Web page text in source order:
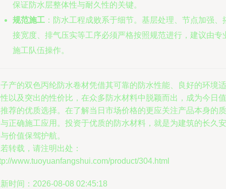
保证防水层整体性与耐久性的关键。
规范施工 ：防水工程成败系于细节。基层处理、节点加强、
接宽度、排气压实等工序必须严格按照规范进行，建议由专
施工队伍操作。
产的双色丙纶防水卷材凭借其可靠的防水性能、良好的环境适
以及突出的性价比，在众多防水材料中脱颖而出，成为今日值
荐的优质选择。在了解当日市场价格的更应关注产品本身的质
正确施工应用。投资于优质的防水材料，就是为建筑的长久安
价值保驾护航。
转载，请注明出处：
www.tuoyuanfangshui.com/product/304.html
时间：2026-08-08 02:45:18